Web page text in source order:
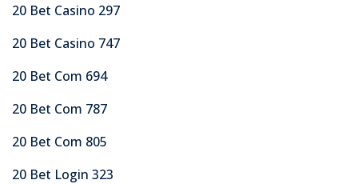
20 Bet Casino 297
20 Bet Casino 747
20 Bet Com 694
20 Bet Com 787
20 Bet Com 805
20 Bet Login 323